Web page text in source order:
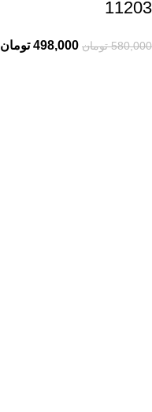
11203
580,000 تومان 498,000 تومان